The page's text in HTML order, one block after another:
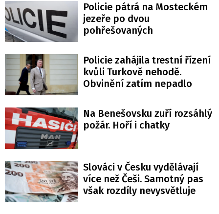
Policie pátrá na Mosteckém
jezeře po dvou
pohřešovaných
Policie zahájila trestní řízení
kvůli Turkově nehodě.
Obvinění zatím nepadlo
Na Benešovsku zuří rozsáhlý
požár. Hoří i chatky
Slováci v Česku vydělávají
více než Češi. Samotný pas
však rozdíly nevysvětluje